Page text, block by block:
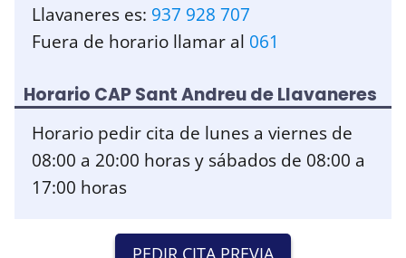
Llavaneres es: 937 928 707
Fuera de horario llamar al 061
Horario CAP Sant Andreu de Llavaneres
Horario pedir cita de lunes a viernes de
08:00 a 20:00 horas y sábados de 08:00 a
17:00 horas
PEDIR CITA PREVIA